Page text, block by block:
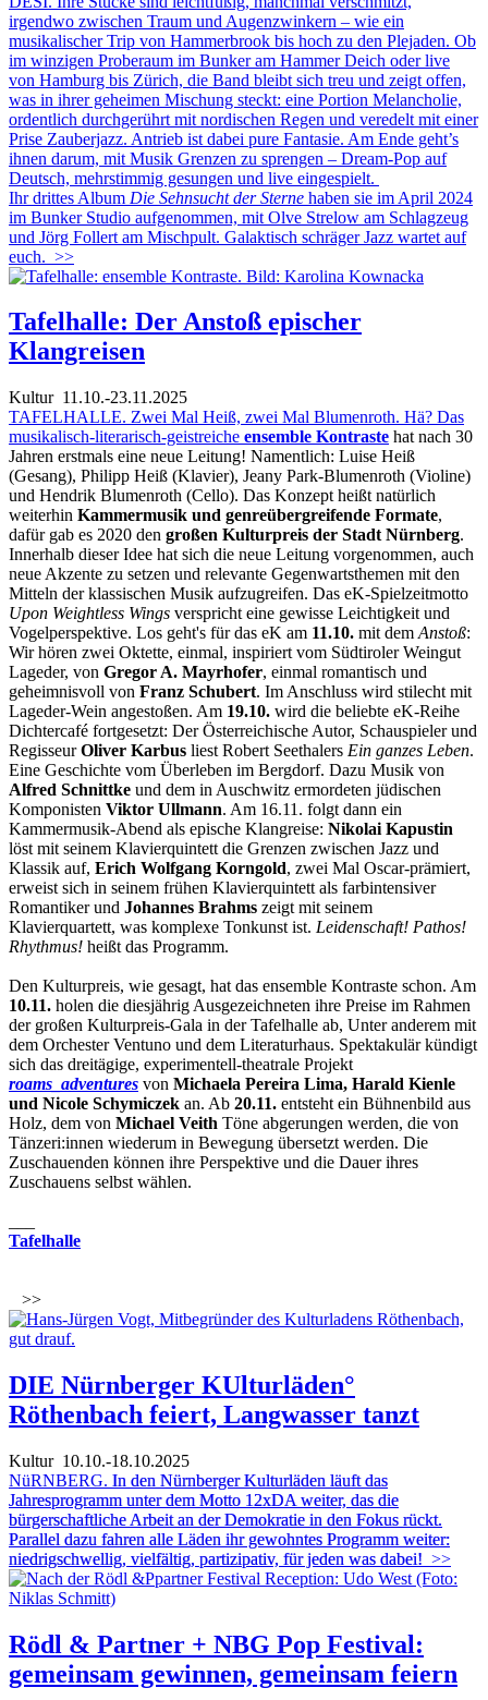
irgendwo zwischen Traum und Augenzwinkern – wie ein
musikalischer Trip von Hammerbrook bis hoch zu den Plejaden. Ob
im winzigen Proberaum im Bunker am Hammer Deich oder live
von Hamburg bis Zürich, die Band bleibt sich treu und zeigt offen,
was in ihrer geheimen Mischung steckt: eine Portion Melancholie,
ordentlich durchgerührt mit nordischen Regen und veredelt mit einer
Prise Zauberjazz. Antrieb ist dabei pure Fantasie. Am Ende geht’s
ihnen darum, mit Musik Grenzen zu sprengen – Dream-Pop auf
Deutsch, mehrstimmig gesungen und live eingespielt.
Ihr drittes Album Die Sehnsucht der Sterne haben sie im April 2024
im Bunker Studio aufgenommen, mit Olve Strelow am Schlagzeug
und Jörg Follert am Mischpult. Galaktisch schräger Jazz wartet auf
euch. >>
Tafelhalle: Der Anstoß epischer
Klangreisen
Kultur11.10.-23.11.2025
TAFELHALLE. Zwei Mal Heiß, zwei Mal Blumenroth. Hä? Das
musikalisch-literarisch-geistreiche ensemble Kontraste hat nach 30
Jahren erstmals eine neue Leitung! Namentlich: Luise Heiß
(Gesang), Philipp Heiß (Klavier), Jeany Park-Blumenroth (Violine)
und Hendrik Blumenroth (Cello). Das Konzept heißt natürlich
weiterhin Kammermusik und genreübergreifende Formate,
dafür gab es 2020 den großen Kulturpreis der Stadt Nürnberg.
Innerhalb dieser Idee hat sich die neue Leitung vorgenommen, auch
neue Akzente zu setzen und relevante Gegenwartsthemen mit den
Mitteln der klassischen Musik aufzugreifen. Das eK-Spielzeitmotto
Upon Weightless Wings verspricht eine gewisse Leichtigkeit und
Vogelperspektive. Los geht's für das eK am 11.10. mit dem Anstoß:
Wir hören zwei Oktette, einmal, inspiriert vom Südtiroler Weingut
Lageder, von Gregor A. Mayrhofer, einmal romantisch und
geheimnisvoll von Franz Schubert. Im Anschluss wird stilecht mit
Lageder-Wein angestoßen. Am 19.10. wird die beliebte eK-Reihe
Dichtercafé fortgesetzt: Der Österreichische Autor, Schauspieler und
RegisseurOliver Karbus liest Robert Seethalers Ein ganzes Leben.
Eine Geschichte vom Überleben im Bergdorf. Dazu Musik von
Alfred Schnittke und dem in Auschwitz ermordeten jüdischen
Komponisten Viktor Ullmann. Am 16.11. folgt dann ein
Kammermusik-Abend als epische Klangreise: Nikolai Kapustin
löst mit seinem Klavierquintett die Grenzen zwischen Jazz und
Klassik auf, Erich Wolfgang Korngold, zwei Mal Oscar-prämiert,
erweist sich in seinem frühen Klavierquintett als farbintensiver
Romantiker und Johannes Brahms zeigt mit seinem
Klavierquartett, was komplexe Tonkunst ist. Leidenschaft! Pathos!
Rhythmus! heißt das Programm.
Den Kulturpreis, wie gesagt, hat das ensemble Kontraste schon. Am
10.11. holen die diesjährig Ausgezeichneten ihre Preise im Rahmen
der großen Kulturpreis-Gala in der Tafelhalle ab, Unter anderem mit
dem Orchester Ventuno und dem Literaturhaus. Spektakulär kündigt
sich das dreitägige, experimentell-theatrale Projekt
roams_adventures von Michaela Pereira Lima, Harald Kienle
und Nicole Schymiczek an. Ab 20.11. entsteht ein Bühnenbild aus
Holz, dem von Michael Veith Töne abgerungen werden, die von
Tänzeri:innen wiederum in Bewegung übersetzt werden. Die
Zuschauenden können ihre Perspektive und die Dauer ihres
Zuschauens selbst wählen.
Tafelhalle
>>
DIE Nürnberger KUlturläden°
Röthenbach feiert, Langwasser tanzt
Kultur10.10.-18.10.2025
NüRNBERG. In den Nürnberger Kulturläden läuft das
Jahresprogramm unter dem Motto 12xDA weiter, das die
bürgerschaftliche Arbeit an der Demokratie in den Fokus rückt.
Parallel dazu fahren alle Läden ihr gewohntes Programm weiter:
niedrigschwellig, vielfältig, partizipativ, für jeden was dabei! >>
Rödl & Partner + NBG Pop Festival:
gemeinsam gewinnen, gemeinsam feiern